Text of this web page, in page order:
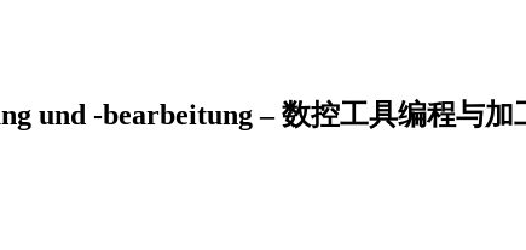
und -bearbeitung – 数控工具编程与加